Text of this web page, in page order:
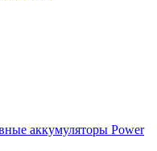
аккумуляторы Power